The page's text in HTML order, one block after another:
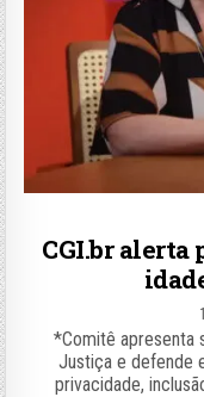
CGI.br alerta
*Comitê apresenta
Justiça e defende
privacidade,